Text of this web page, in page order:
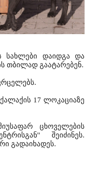
სახლები დაიდგა და
თბილად გაატარებენ.
17 ლოკაციაზე
ცხოველების
შეიძინეს.
გადაიხადეს.